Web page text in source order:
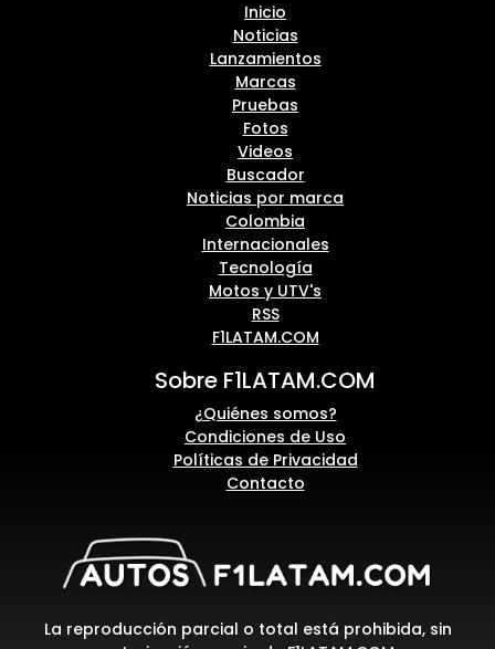
Inicio
Noticias
Lanzamientos
Marcas
Pruebas
Fotos
Videos
Buscador
Noticias por marca
Colombia
Internacionales
Tecnología
Motos y UTV's
RSS
F1LATAM.COM
Sobre F1LATAM.COM
¿Quiénes somos?
Condiciones de Uso
Políticas de Privacidad
Contacto
La reproducción parcial o total está prohibida, sin